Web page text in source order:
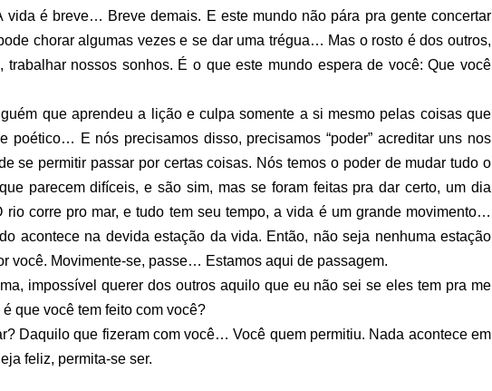
vida é breve… Breve demais. E este mundo não pára pra gente concertar
chorar algumas vezes e se dar uma trégua… Mas o rosto é dos outros,
trabalhar nossos sonhos. É o que este mundo espera de você: Que você
que aprendeu a lição e culpa somente a si mesmo pelas coisas que
poético… E nós precisamos disso, precisamos “poder” acreditar uns nos
se permitir passar por certas coisas. Nós temos o poder de mudar tudo o
parecem difíceis, e são sim, mas se foram feitas pra dar certo, um dia
rio corre pro mar, e tudo tem seu tempo, a vida é um grande movimento…
acontece na devida estação da vida. Então, não seja nenhuma estação
você. Movimente-se, passe… Estamos aqui de passagem.
impossível querer dos outros aquilo que eu não sei se eles tem pra me
que você tem feito com você?
Daquilo que fizeram com você… Você quem permitiu. Nada acontece em
feliz, permita-se ser.